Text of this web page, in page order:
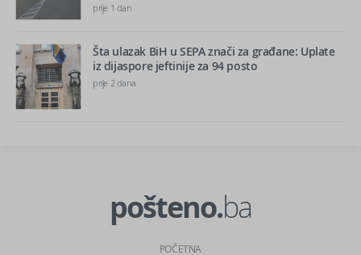
prije 1 dan
Šta ulazak BiH u SEPA znači za građane: Uplate
iz dijaspore jeftinije za 94 posto
prije 2 dana
pošteno.ba
POČETNA